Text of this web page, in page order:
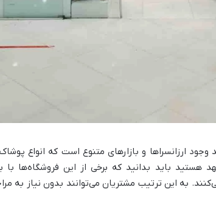
ارزانسراها و بازارهای متنوع است که انواع
هستید باید بدانید که برخی از این فروشگاه‌ها
به این ترتیب مشتریان می‌توانند بدون نیاز به